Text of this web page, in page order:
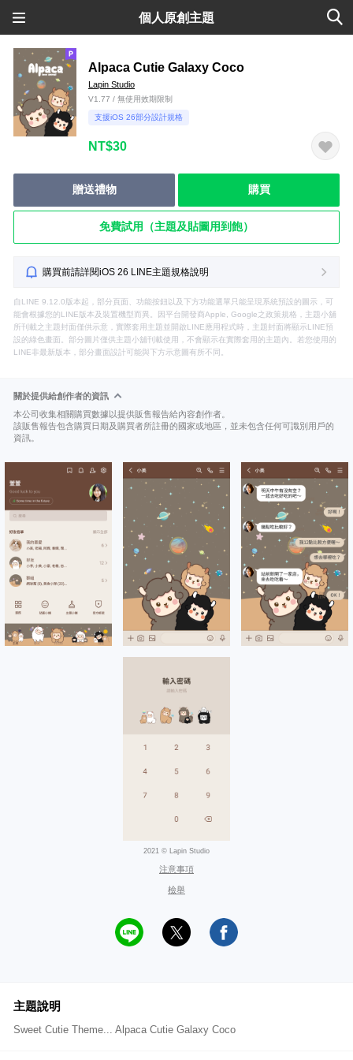
個人原創主題
Alpaca Cutie Galaxy Coco
Lapin Studio
V1.77 / 無使用效期限制
支援iOS 26部分設計規格
NT$30
贈送禮物 購買
免費試用（主題及貼圖用到飽）
購買前請詳閱iOS 26 LINE主題規格說明
自LINE 9.12.0版本起，部分頁面、功能按鈕以及下方功能選單只能呈現系統預設的圖示，可
能會根據您的LINE版本及裝置機型而異。因平台開發商Apple, Google之政策規格，主題小舖
所刊載之主題封面僅供示意，實際套用主題並開啟LINE應用程式時，主題封面將顯示LINE預
設的綠色畫面。部分圖片僅供主題小舖刊載使用，不會顯示在實際套用的主題內。若您使用的
LINE非最新版本，部分畫面設計可能與下方示意圖有所不同。
關於提供給創作者的資訊
本公司收集相關購買數據以提供販售報告給內容創作者。
該販售報告包含購買日期及購買者所註冊的國家或地區，並未包含任何可識別用戶的
資訊。
2021 © Lapin Studio
注意事項
檢舉
主題說明
Sweet Cutie Theme... Alpaca Cutie Galaxy Coco